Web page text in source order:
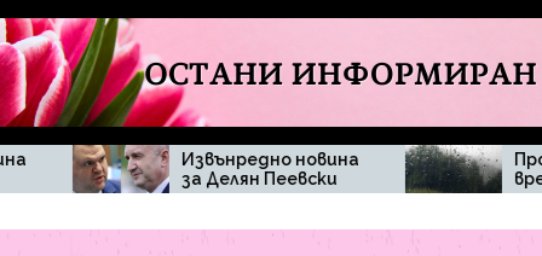
новина
за Делян Пеевски
Промяна във
времето изненада
жителите на